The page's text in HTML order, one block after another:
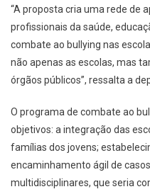
“A proposta cria uma rede de
profissionais da saúde,
combate ao bullying nas
não apenas as escolas, mas
órgãos públicos”, ressalta a
O programa de combate ao
objetivos: a integração das
famílias dos jovens;
encaminhamento ágil de
multidisciplinares, que seria